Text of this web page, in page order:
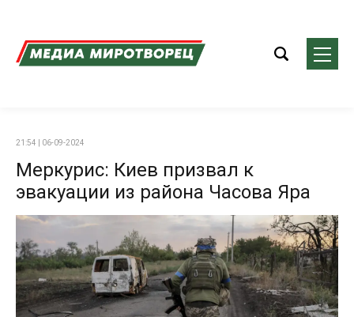
21:54 | 06-09-2024
Меркурис: Киев призвал к
эвакуации из района Часова Яра